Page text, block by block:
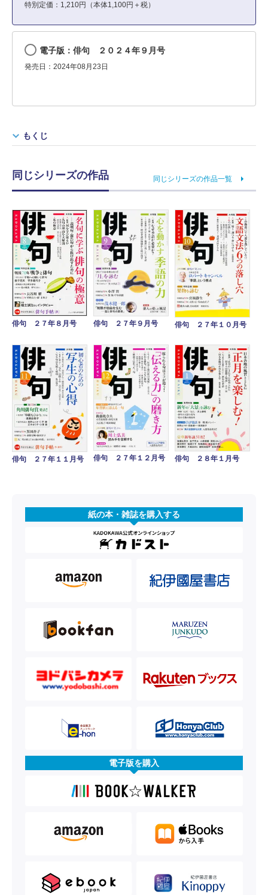
特別定価：1,210円（本体1,100円＋税）
電子版：俳句 ２０２４年９月号
発売日：2024年08月23日
もくじ
同じシリーズの作品 同じシリーズの作品一覧
俳句 ２７年８月号 俳句 ２７年９月号 俳句 ２７年１０月号
俳句 ２７年１１月号 俳句 ２７年１２月号 俳句 ２８年１月号
紙の本・雑誌を購入する
電子版を購入